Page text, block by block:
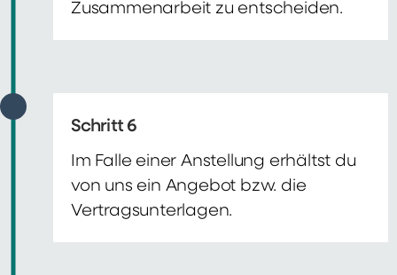
Zusammenarbeit zu entscheiden.
Schritt 6
Im Falle einer Anstellung erhältst du
von uns ein Angebot bzw. die
Vertragsunterlagen.